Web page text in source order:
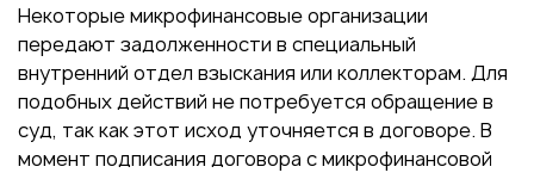
Некоторые микрофинансовые организации
передают задолженности в специальный
внутренний отдел взыскания или коллекторам. Для
подобных действий не потребуется обращение в
суд, так как этот исход уточняется в договоре. В
момент подписания договора с микрофинансовой